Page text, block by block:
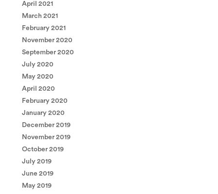
April 2021
March 2021
February 2021
November 2020
September 2020
July 2020
May 2020
April 2020
February 2020
January 2020
December 2019
November 2019
October 2019
July 2019
June 2019
May 2019